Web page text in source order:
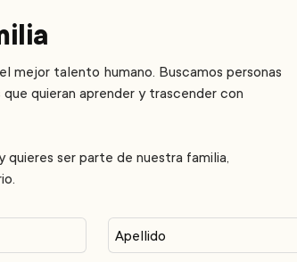
mejor talento humano. Buscamos personas
quieran aprender y trascender con
ser parte de nuestra familia,
Apellido